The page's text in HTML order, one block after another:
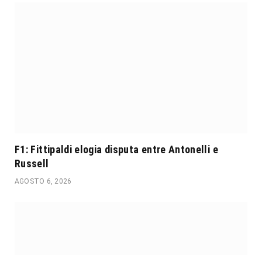
F1: Fittipaldi elogia disputa entre Antonelli e
Russell
AGOSTO 6, 2026